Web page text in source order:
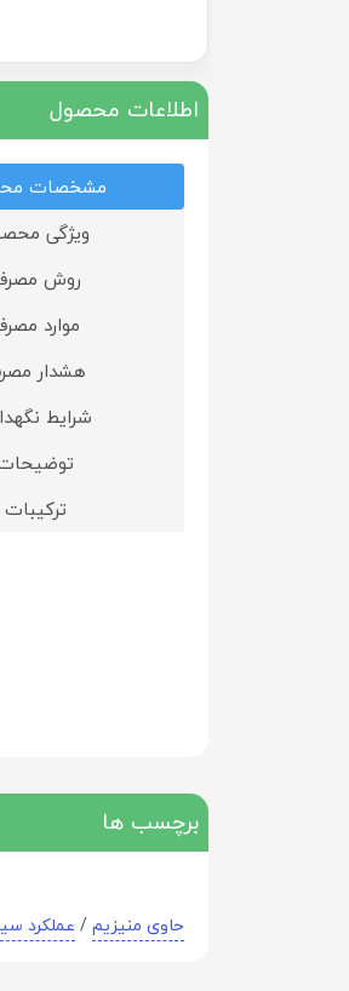
اطلاعات محصول
مشخصات
ویژگی
روش
موارد
هشدار
شرایط
ترکیبات
برچسب ها
حاوی منیزیم/ عملکرد